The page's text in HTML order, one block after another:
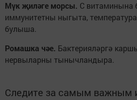
Мүк җиләге морсы. С витаминына
иммунитетны ныгыта,
булыша.
Ромашка чәе. Бактерияләргә
нервыларны тынычландыра.
Следите за самым важным